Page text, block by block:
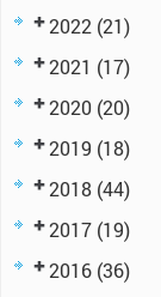
2022 (21)
2021 (17)
2020 (20)
2019 (18)
2018 (44)
2017 (19)
2016 (36)